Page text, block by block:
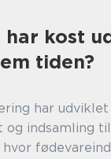
har kost
tiden?
har udviklet
og indsamling